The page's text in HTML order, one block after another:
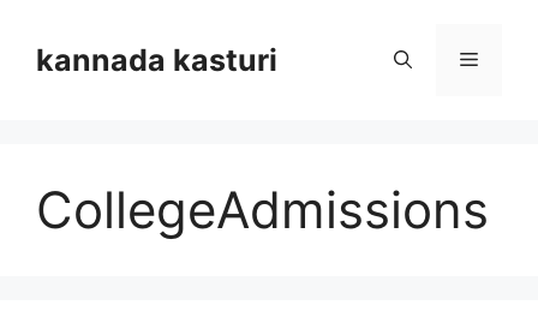
contentkannada kasturi Menu
CollegeAdmissions